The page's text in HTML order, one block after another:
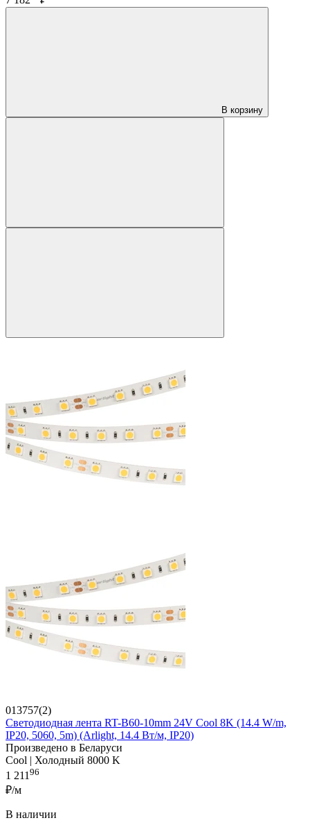
В корзину
013757(2)
Светодиодная лента RT-B60-10mm 24V Cool 8K (14.4 W/m,
IP20, 5060, 5m) (Arlight, 14.4 Вт/м, IP20)
Произведено в Беларуси
Cool | Холодный 8000 K
1 21196
₽/м
В наличии